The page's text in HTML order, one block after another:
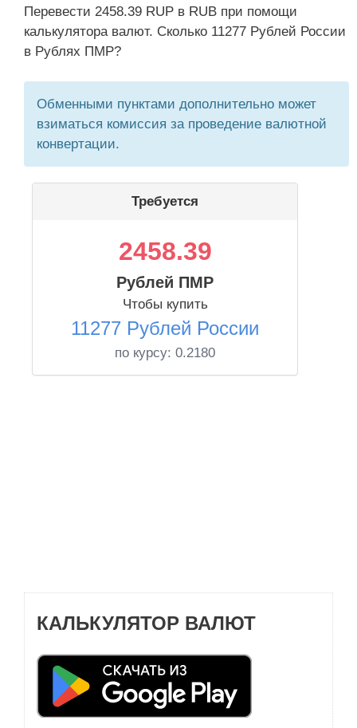
Перевести 2458.39 RUP в RUB при помощи
калькулятора валют. Сколько 11277 Рублей России
в Рублях ПМР?
Обменными пунктами дополнительно может
взиматься комиссия за проведение валютной
конвертации.
Требуется
2458.39
Рублей ПМР
Чтобы купить
11277 Рублей России
по курсу: 0.2180
КАЛЬКУЛЯТОР ВАЛЮТ